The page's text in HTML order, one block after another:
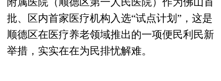
批、区内首家医疗机构入选“试点计划”，这是
顺德区在医疗养老领域推出的一项便民利民新
举措，实实在在为民排忧解难。